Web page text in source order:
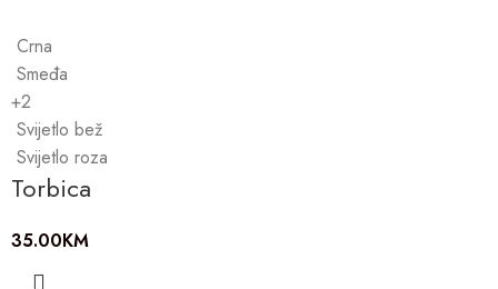
Crna
Smeđa
+2
Svijetlo bež
Svijetlo roza
Torbica
35.00KM